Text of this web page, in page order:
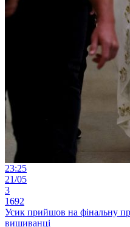
23:25
21/05
3
1692
Усик прийшов на фінальну
вишиванці